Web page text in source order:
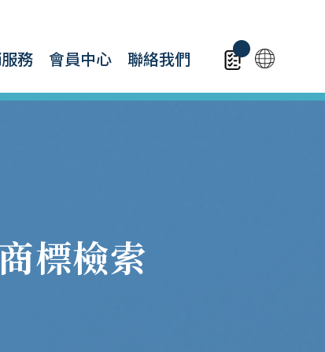
務 會員中心 聯絡我們
標檢索